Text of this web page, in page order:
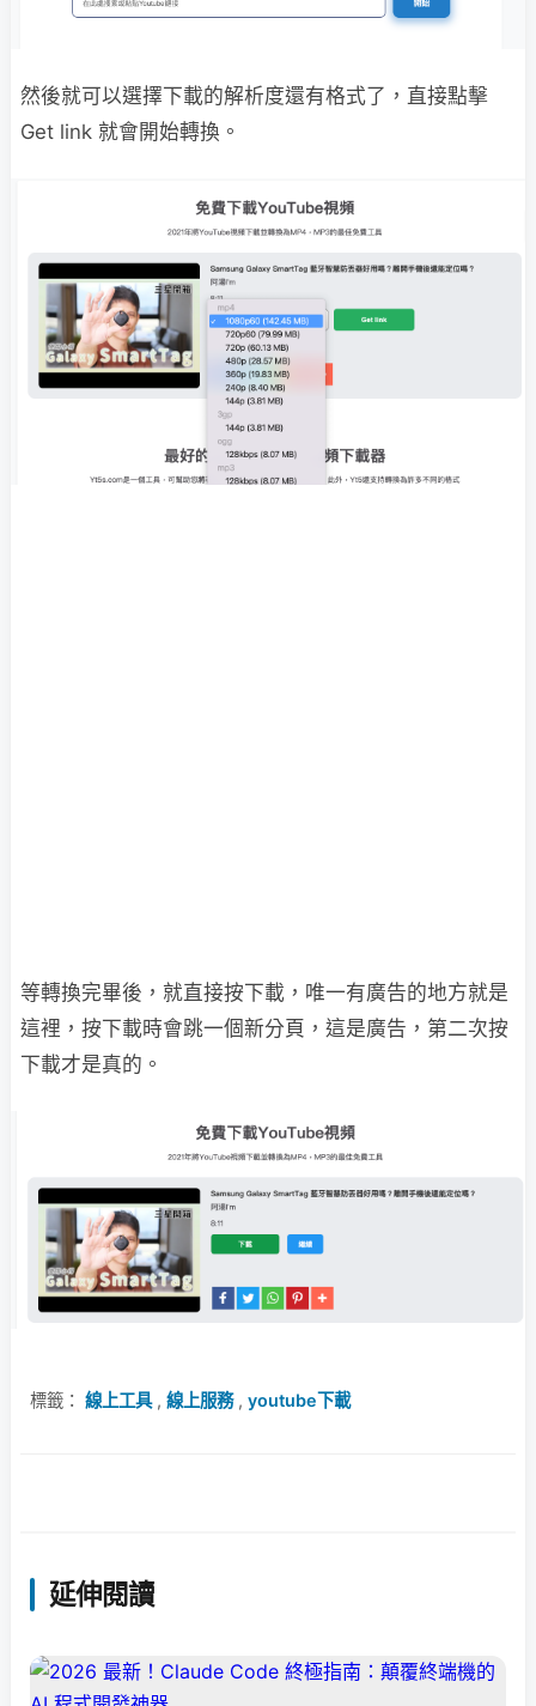
然後就可以選擇下載的解析度還有格式了，直接點擊
Get link 就會開始轉換。
等轉換完畢後，就直接按下載，唯一有廣告的地方就是
這裡，按下載時會跳一個新分頁，這是廣告，第二次按
下載才是真的。
標籤： 線上工具, 線上服務, youtube下載
延伸閱讀